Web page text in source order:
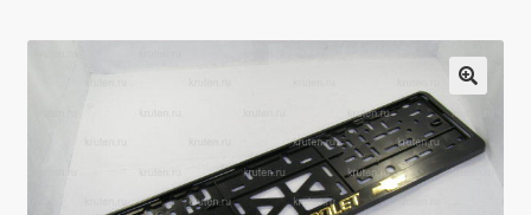
Мой аккаунт
Политика в отношении обработки персональных
Производители